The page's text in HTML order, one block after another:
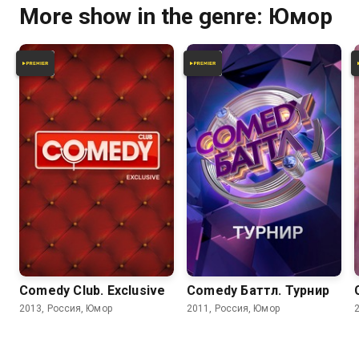
More show in the genre: Юмор
Comedy Club. Exclusive
2013, Россия, Юмор
Comedy Баттл. Турнир
2011, Россия, Юмор